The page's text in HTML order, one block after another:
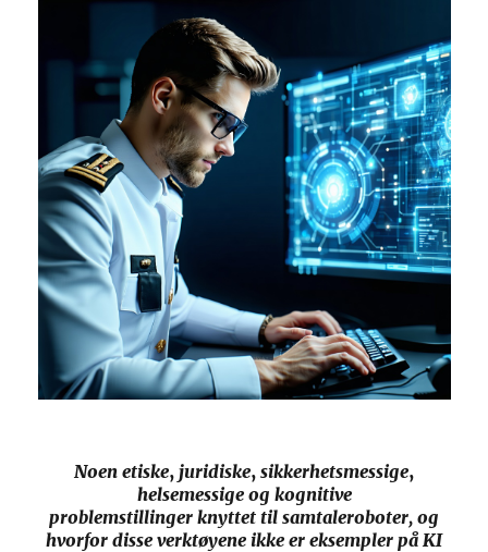
Noen etiske, juridiske, sikkerhetsmessige,
helsemessige og kognitive
problemstillinger knyttet til samtaleroboter, og
hvorfor disse verktøyene ikke er eksempler på KI